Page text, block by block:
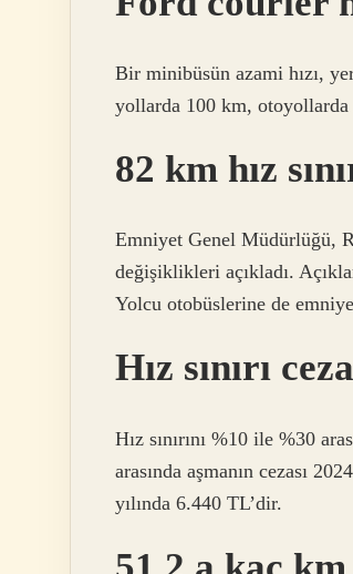
Bir minibüsün azami hızı,
yollarda 100 km, otoyollarda
82 km hız
Emniyet Genel Müdürlüğü,
değişiklikleri açıkladı.
Yolcu otobüslerine de
Hız sınırı
Hız sınırını %10 ile %30
arasında aşmanın cezası
yılında 6.440 TL’dir.